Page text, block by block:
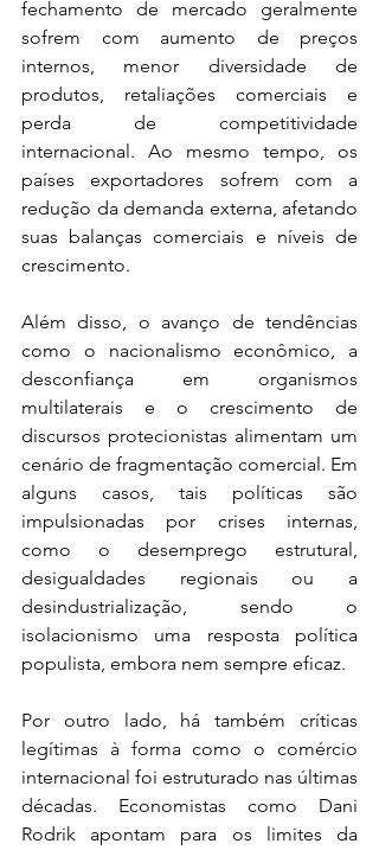
fechamento de mercado geralmente
sofrem com aumento de preços
internos, menor diversidade de
produtos, retaliações comerciais e
perda de competitividade
internacional. Ao mesmo tempo, os
países exportadores sofrem com a
redução da demanda externa, afetando
suas balanças comerciais e níveis de
crescimento.
Além disso, o avanço de tendências
como o nacionalismo econômico, a
desconfiança em organismos
multilaterais e o crescimento de
discursos protecionistas alimentam um
cenário de fragmentação comercial. Em
alguns casos, tais políticas são
impulsionadas por crises internas,
como o desemprego estrutural,
desigualdades regionais ou a
desindustrialização, sendo o
isolacionismo uma resposta política
populista, embora nem sempre eficaz.
Por outro lado, há também críticas
legítimas à forma como o comércio
internacional foi estruturado nas últimas
décadas. Economistas como Dani
Rodrik apontam para os limites da